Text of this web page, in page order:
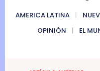
AMERICA LATINA
OPINIÓN
EL